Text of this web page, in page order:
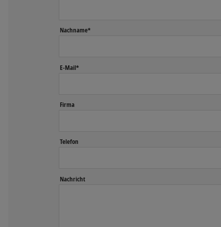
Nachname*
E-Mail*
Firma
Telefon
Nachricht